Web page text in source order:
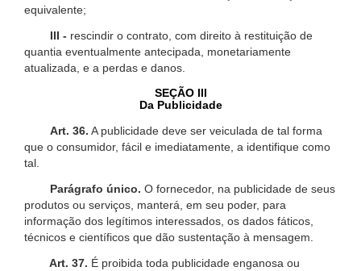
equivalente;
III - rescindir o contrato, com direito à restituição de
quantia eventualmente antecipada, monetariamente
atualizada, e a perdas e danos.
SEÇÃO III
Da Publicidade
Art. 36. A publicidade deve ser veiculada de tal forma
que o consumidor, fácil e imediatamente, a identifique como
tal.
Parágrafo único. O fornecedor, na publicidade de seus
produtos ou serviços, manterá, em seu poder, para
informação dos legítimos interessados, os dados fáticos,
técnicos e científicos que dão sustentação à mensagem.
Art. 37. É proibida toda publicidade enganosa ou